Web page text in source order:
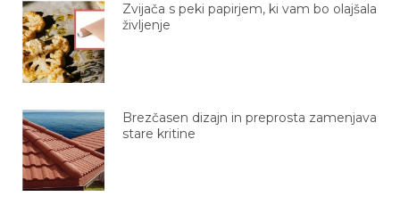
Zvijača s peki papirjem, ki vam bo olajšala
življenje
Brezčasen dizajn in preprosta zamenjava
stare kritine